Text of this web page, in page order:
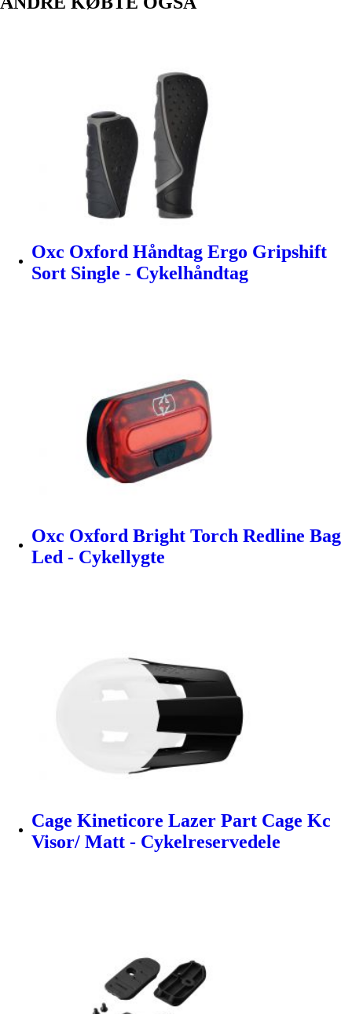
Oxc Oxford Håndtag Ergo Gripshift
Sort Single - Cykelhåndtag
Oxc Oxford Bright Torch Redline Bag
Led - Cykellygte
Cage Kineticore Lazer Part Cage Kc
Visor/ Matt - Cykelreservedele